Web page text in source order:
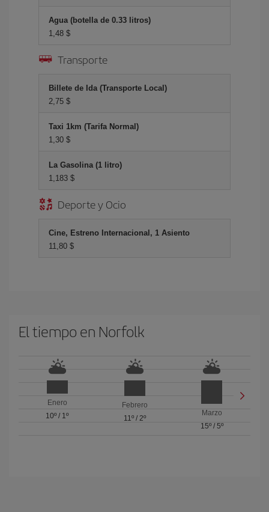
Agua (botella de 0.33 litros)
1,48 $
Transporte
Billete de Ida (Transporte Local)
2,75 $
Taxi 1km (Tarifa Normal)
1,30 $
La Gasolina (1 litro)
1,183 $
Deporte y Ocio
Cine, Estreno Internacional, 1 Asiento
11,80 $
El tiempo en Norfolk
Enero
10º / 1º
Febrero
11º/ 2º
Marzo
15º/ 5º